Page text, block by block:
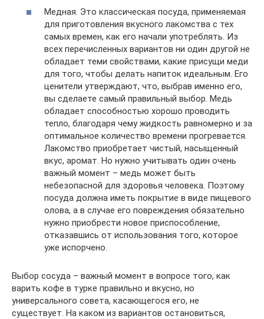
Медная. Это классическая посуда, применяемая
для приготовления вкусного лакомства с тех
самых времен, как его начали употреблять. Из
всех перечисленных вариантов ни один другой не
обладает теми свойствами, какие присущи меди
для того, чтобы делать напиток идеальным. Его
ценители утверждают, что, выбрав именно его,
вы сделаете самый правильный выбор. Медь
обладает способностью хорошо проводить
тепло, благодаря чему жидкость равномерно и за
оптимальное количество времени прогревается.
Лакомство приобретает чистый, насыщенный
вкус, аромат. Но нужно учитывать один очень
важный момент – медь может быть
небезопасной для здоровья человека. Поэтому
посуда должна иметь покрытие в виде пищевого
олова, а в случае его повреждения обязательно
нужно приобрести новое приспособление,
отказавшись от использования того, которое
уже испорчено.
Выбор сосуда – важный момент в вопросе того, как
варить кофе в турке правильно и вкусно, но
универсального совета, касающегося его, не
существует. На каком из вариантов остановиться,